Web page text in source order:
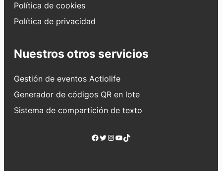
Política de cookies
Política de privacidad
Nuestros otros servicios
Gestión de eventos Actiolife
Generador de códigos QR en lote
Sistema de compartición de texto
Facebook
Twitter
Instagram
YouTube
TikTok